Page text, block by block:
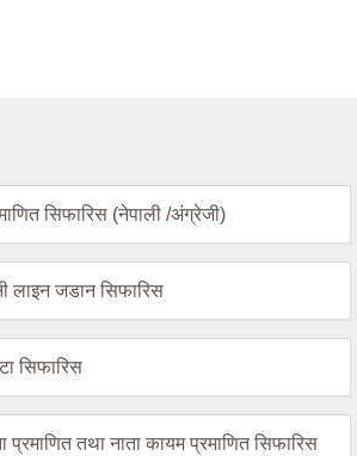
सिफारिस (नेपाली /अंग्रेजी)
लाइन जडान सिफारिस
सिफारिस
प्रमाणित तथा नाता कायम प्रमाणित सिफारिस